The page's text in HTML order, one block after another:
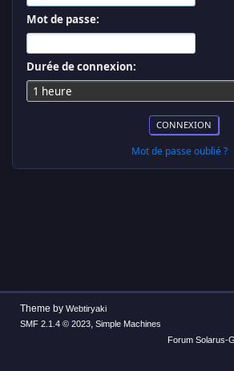
Mot de passe:
Durée de connexion:
Mot de passe oublié ?
Theme by Webtiryaki
SMF 2.1.4 © 2023, Simple Machines
Forum Solarus-